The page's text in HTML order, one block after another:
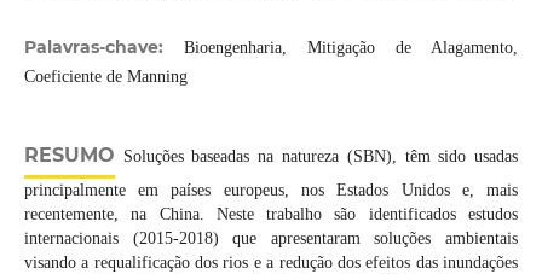
Palavras-chave:
Bioengenharia, Mitigação de Alagamento,
Coeficiente de Manning
RESUMO Soluções baseadas na natureza (SBN), têm sido usadas
principalmente em países europeus, nos Estados Unidos e, mais
recentemente, na China. Neste trabalho são identificados estudos
internacionais (2015-2018) que apresentaram soluções ambientais
visando a requalificação dos rios e a redução dos efeitos das inundações